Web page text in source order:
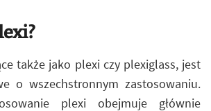
także jako plexi czy plexiglass, jest
o wszechstronnym zastosowaniu.
plexi obejmuje głównie